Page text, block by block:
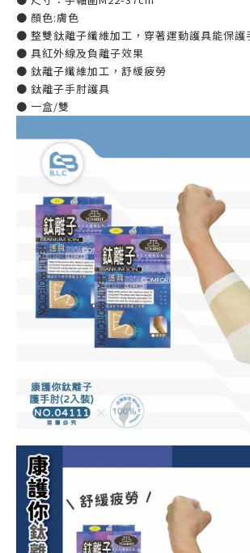
● 顏色:膚色
● 整雙鈦離子纖維加工，穿著運動護具能保護
● 具紅外線及負離子效果
● 鈦離子纖維加工，舒緩疲勞
● 鈦離子手肘護具
● 一盒/雙